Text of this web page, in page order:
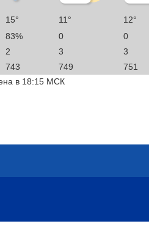
15° 11°
12°
83% 0
0
2 3
3
743 749
751
в 18:15 МСК